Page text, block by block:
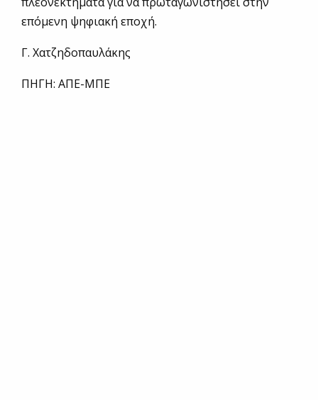
επόμενη ψηφιακή εποχή.
Γ. Χατζηδοπαυλάκης
ΠΗΓΗ: ΑΠΕ-ΜΠΕ